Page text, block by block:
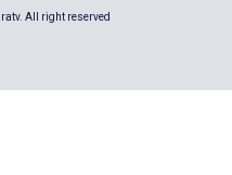
All right reserved